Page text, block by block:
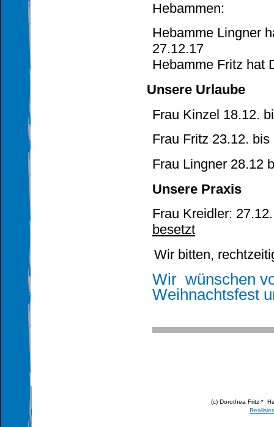
Hebammen:
Hebamme Lingner
27.12.17
Hebamme Fritz hat
Unsere Urlaube
Frau Kinzel 18.12.
Frau Fritz 23.12. bis
Frau Lingner 28.12
Unsere Praxis
Frau Kreidler:
besetzt
Wir bitten,
Wir wünschen
Weihnachtsfest
(c) Dorothea Fritz*